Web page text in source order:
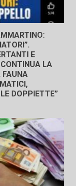
E
LA
FAUNA
LE DOPPIETTE”